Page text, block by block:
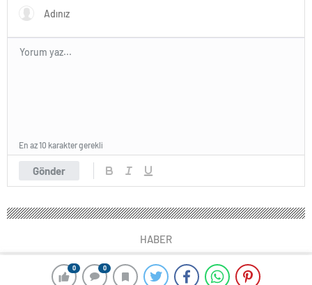
0 0
Gönder
En az 10 karakter gerekli
HABER